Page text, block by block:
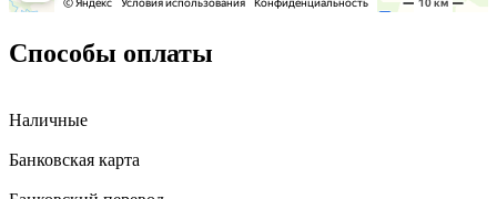
Способы оплаты
Наличные
Банковская карта